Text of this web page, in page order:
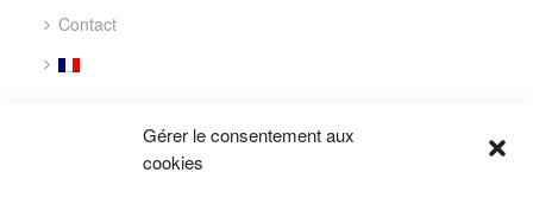
Gérer le consentement aux
cookies
Contact
305 Avenue de la Marjolaine